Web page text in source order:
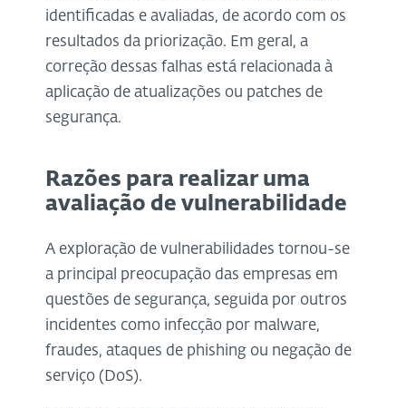
identificadas e avaliadas, de acordo com os
resultados da priorização. Em geral, a
correção dessas falhas está relacionada à
aplicação de atualizações ou patches de
segurança.
Razões para realizar uma
avaliação de vulnerabilidade
A exploração de vulnerabilidades tornou-se
a principal preocupação das empresas em
questões de segurança, seguida por outros
incidentes como infecção por malware,
fraudes, ataques de phishing ou negação de
serviço (DoS).